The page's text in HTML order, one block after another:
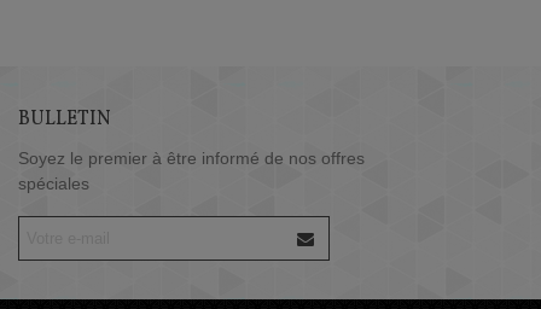
BULLETIN
Soyez le premier à être informé de nos offres
spéciales